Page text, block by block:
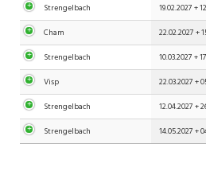
Strengelbach
19.02.2027 +
Cham
22.02.2027 +
Strengelbach
10.03.2027 +
Visp
22.03.2027 +
Strengelbach
12.04.2027 +
Strengelbach
14.05.2027 +